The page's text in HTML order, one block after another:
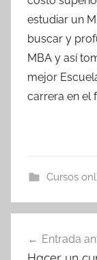
estudiar un
buscar y
MBA y así
mejor
carrera en el
Cursos
de
Entrada